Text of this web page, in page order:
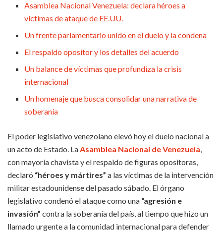
Asamblea Nacional Venezuela: declara héroes a
víctimas de ataque de EE.UU.
Un frente parlamentario unido en el duelo y la condena
El respaldo opositor y los detalles del acuerdo
Un balance de víctimas que profundiza la crisis
internacional
Un homenaje que busca consolidar una narrativa de
soberanía
El poder legislativo venezolano elevó hoy el duelo nacional a
un acto de Estado. LaAsamblea Nacional de Venezuela,
con mayoría chavista y el respaldo de figuras opositoras,
declaró “héroes y mártires” a las víctimas de la intervención
militar estadounidense del pasado sábado. El órgano
legislativo condenó el ataque como una “agresión e
invasión” contra la soberanía del país, al tiempo que hizo un
llamado urgente a la comunidad internacional para defender